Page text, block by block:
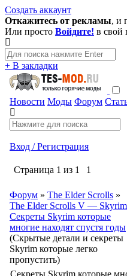
Создать аккаунт
Откажитесь от рекламы, и
Или просто Войдите! в свой
+ В закладки
Новости Моды Форум
Вход / Регистрация
Страница 1 из 1 1
Форум » The Elder Scrolls »
The Elder Scrolls V — Skyrim
Секреты Skyrim которые
многие находят спустя годы
(Скрытые детали и секреты
Skyrim которые легко
пропустить)
Секреты Skyrim которые